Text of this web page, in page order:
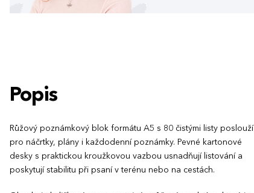
Popis
Růžový poznámkový blok formátu A5 s 80 čistými listy poslouží
pro náčrtky, plány i každodenní poznámky. Pevné kartonové
desky s praktickou kroužkovou vazbou usnadňují listování a
poskytují stabilitu při psaní v terénu nebo na cestách.